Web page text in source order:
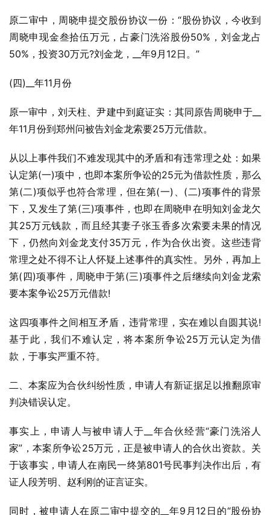
原二审中，周晓申提交股份协议一份：“股份协议，今收到
周晓申现金叁拾伍万元，占豪门洗浴股份50%，刘金龙占
50%，投资30万元?刘金龙，__年9月12日。”
(四)__年11月份
原一审中，刘天柱、尹建中到庭证实：其同原告周晓申于__
年11月份到郑州问被告刘金龙索要25万元借款。
从以上事件我们不难发现其中的矛盾和有违常理之处：如果
认定第(一)项中，也即本案所争讼的25元为借款性质，那么
第(二)项似乎也符合常理，但在第(一)、(二)项事件的背景
下，又发生了第(三)项事件，也即在周晓申在明知刘金龙欠
其25万元钱款，而且经其妻子张玉香多次索要未果的情况
下，仍然向刘金龙支付35万元，作为合伙出资。这些违背
常理之处不得不让人怀疑上述事件的真实性。另外，再加上
第(四)项事件，周晓申于第(三)项事件之后继续向刘金龙索
要本案争讼25万元借款!
这四项事件之间相互矛盾，违背常理，实在难以自圆其说!
基于此，我们不难认定，将本案所争讼25万元认定为借
款，于事实严重不符。
二、本案应为合伙纠纷性质，申请人有新证据足以推翻原审
判决错误认定。
事实上，申请人与被申请人于__年合伙经营“豪门洗浴人
家”，本案所争讼25万元，正是被申请人的合伙出资款。关
于该事实，申请人在南民一终第801号民事判决作出后，有
证人段芳明、赵利刚的证言证实。
同时，被申请人在原二审中提交的__年9月12日的“股份协